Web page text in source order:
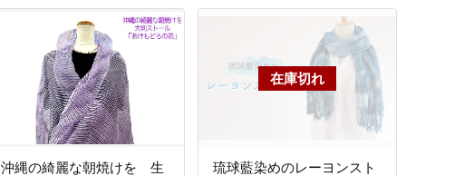
沖縄の綺麗な朝焼けを 生
琉球藍染めのレーヨンスト